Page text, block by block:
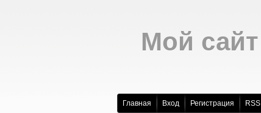
Мой сайт
Главная Вход Регистрация RSS